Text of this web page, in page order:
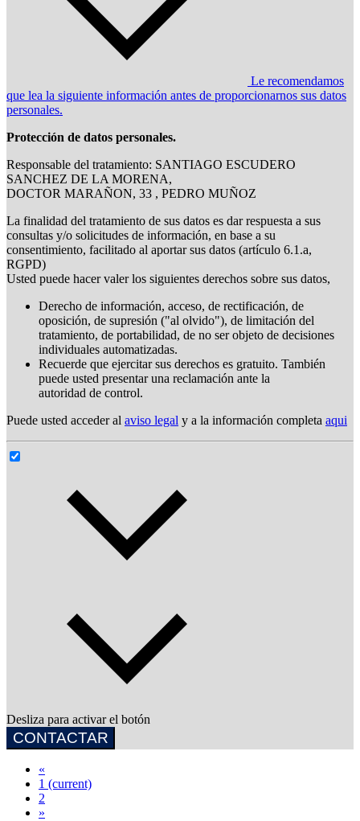
Le recomendamos
que lea la siguiente información antes de proporcionarnos sus datos
personales.
Protección de datos personales.
Responsable del tratamiento: SANTIAGO ESCUDERO
SANCHEZ DE LA MORENA,
DOCTOR MARAÑON, 33 , PEDRO MUÑOZ
La finalidad del tratamiento de sus datos es dar respuesta a sus
consultas y/o solicitudes de información, en base a su
consentimiento, facilitado al aportar sus datos (artículo 6.1.a,
RGPD)
Usted puede hacer valer los siguientes derechos sobre sus datos,
Derecho de información, acceso, de rectificación, de
oposición, de supresión ("al olvido"), de limitación del
tratamiento, de portabilidad, de no ser objeto de decisiones
individuales automatizadas.
Recuerde que ejercitar sus derechos es gratuito. También
puede usted presentar una reclamación ante la
autoridad de control.
Puede usted acceder al aviso legal y a la información completa aqui
Desliza para activar el botón
CONTACTAR
«
1 (current)
2
»